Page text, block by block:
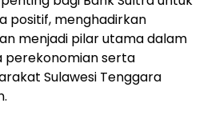
positif, menghadirkan
menjadi pilar utama dalam
perekonomian serta
Sulawesi Tenggara